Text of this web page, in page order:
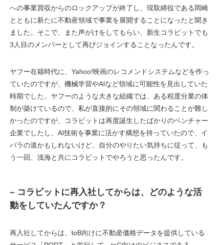
への事業買収からのロックアップが終了し、現取締役である岡崎
とともに新たに不動産領域で事業を展開することになったと聞き
ました。そこで、また声がけをしてもらい、新生コラビットでも
3人目のメンバーとして再びジョインすることなったんです。
ヤフー在籍時代に、Yahoo!映画のレコメンドシステムなどを作っ
ていたのですが、機械学習やAIなど領域に可能性を見出していた
時期でした。ヤフーのような大きな組織では、ある程度分業の体
制が築けているので、私が直接的にその領域に関わることが難し
かったのですが、コラビットは再度誕生したばかりのベンチャー
企業でしたし、AI技術を事業に活かす構想を持っていたので、イ
バラの道かもしれないけど、自分のやりたい気持ちに従って、も
う一回、浅海と共にコラビットでやろうと思ったんです。
– コラビットに再入社してからは、どのような活
動をしていたんですか？
再入社してからは、toB向けに不動産価格データを提供している